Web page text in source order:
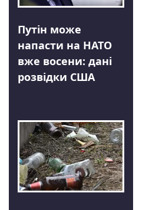
Путін може
напасти на НАТО
вже восени: дані
розвідки США